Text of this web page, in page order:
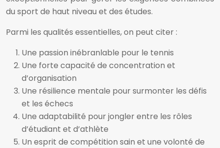
du sport de haut niveau et des études.
Parmi les qualités essentielles, on peut citer :
Une passion inébranlable pour le tennis
Une forte capacité de concentration et
d’organisation
Une résilience mentale pour surmonter les défis
et les échecs
Une adaptabilité pour jongler entre les rôles
d’étudiant et d’athlète
Un esprit de compétition sain et une volonté de